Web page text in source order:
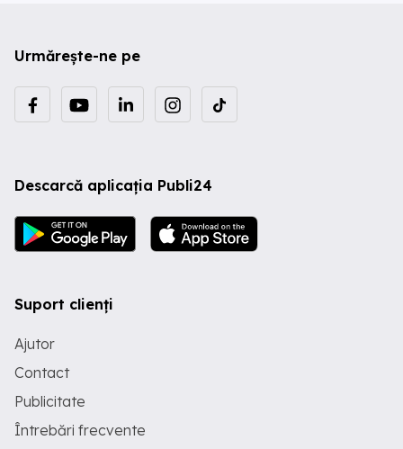
Urmărește-ne pe
Descarcă aplicația Publi24
Suport clienți
Ajutor
Contact
Publicitate
Întrebări frecvente